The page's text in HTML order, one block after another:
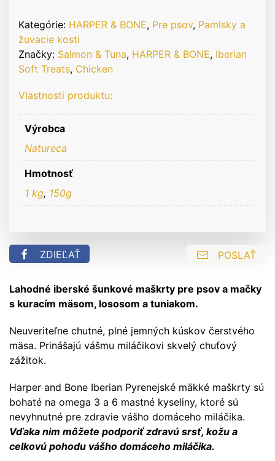
BONE
Cat
&
Dog
Soft
Treats
Chicken,
Tuna
Kategórie: HARPER & BONE, Pre psov, Pamlsky a
žuvacie kosti
Značky: Salmon & Tuna, HARPER & BONE, Iberian
Soft Treats, Chicken
Vlastnosti produktu:
Výrobca
Natureca
Hmotnosť
1 kg, 150g
ZDIEĽAŤ POSLAŤ
Lahodné iberské šunkové maškrty pre psov a mačky
s kuracím mäsom, lososom a tuniakom.
Neuveriteľne chutné, plné jemných kúskov čerstvého
mäsa. Prinášajú vášmu miláčikovi skvelý chuťový
zážitok.
Harper and Bone Iberian Pyrenejské mäkké maškrty sú
bohaté na omega 3 a 6 mastné kyseliny, ktoré sú
nevyhnutné pre zdravie vášho domáceho miláčika.
Vďaka nim môžete podporiť zdravú srsť, kožu a
celkovú pohodu vášho domáceho miláčika.